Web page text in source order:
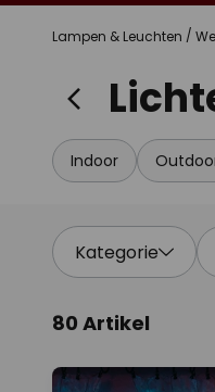
Lampen & Leuchten
Indoor
Kategorie
80 Artikel